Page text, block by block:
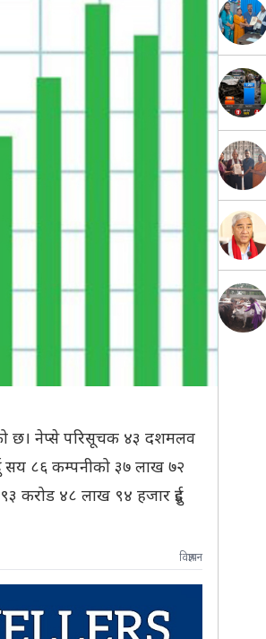
छ। नेप्से परिसूचक ४३ दशमलव
सय ८६ कम्पनीको ३७ लाख ७२
करोड ४८ लाख ९४ हजार दुई
विज्ञापन